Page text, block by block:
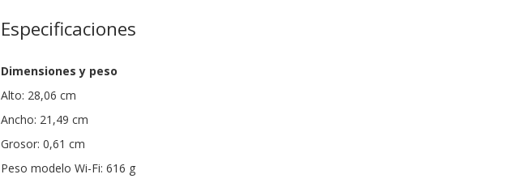
Especificaciones
Dimensiones y peso
Alto: 28,06 cm
Ancho: 21,49 cm
Grosor: 0,61 cm
Peso modelo Wi-Fi: 616 g